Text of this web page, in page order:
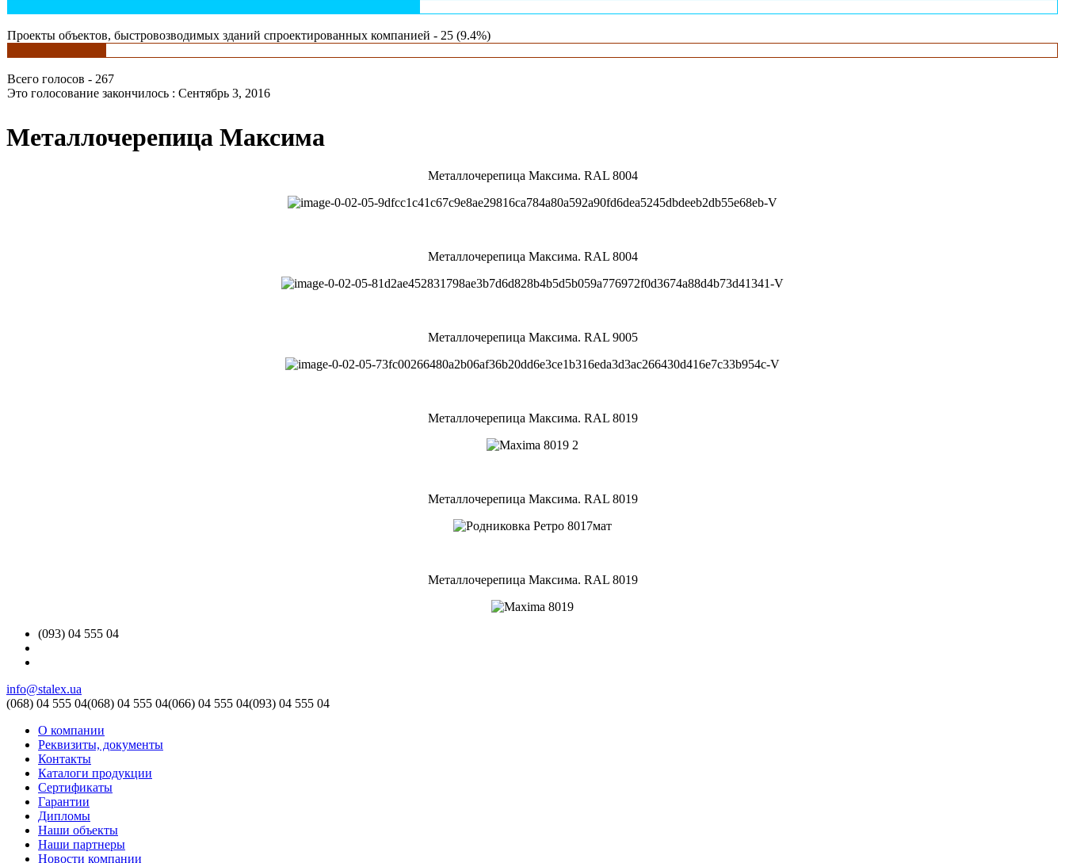
Проекты объектов, быстровозводимых зданий спроектированных компанией - 25 (9.4%)
Всего голосов - 267
Это голосование закончилось : Сентябрь 3, 2016
Металлочерепица Максима
Металлочерепица Максима. RAL 8004
Металлочерепица Максима. RAL 8004
Металлочерепица Максима. RAL 9005
Металлочерепица Максима. RAL 8019
Металлочерепица Максима. RAL 8019
Металлочерепица Максима. RAL 8019
(093) 04 555 04
info@stalex.ua
(068) 04 555 04(068) 04 555 04(066) 04 555 04(093) 04 555 04
О компании
Реквизиты, документы
Контакты
Каталоги продукции
Сертификаты
Гарантии
Дипломы
Наши объекты
Наши партнеры
Новости компании